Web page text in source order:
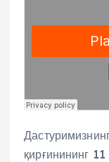
қирғинининг